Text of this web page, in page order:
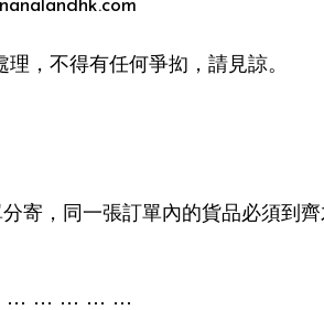
，不得有任何爭抝，請見諒。
寄，同一張訂單內的貨品必須到